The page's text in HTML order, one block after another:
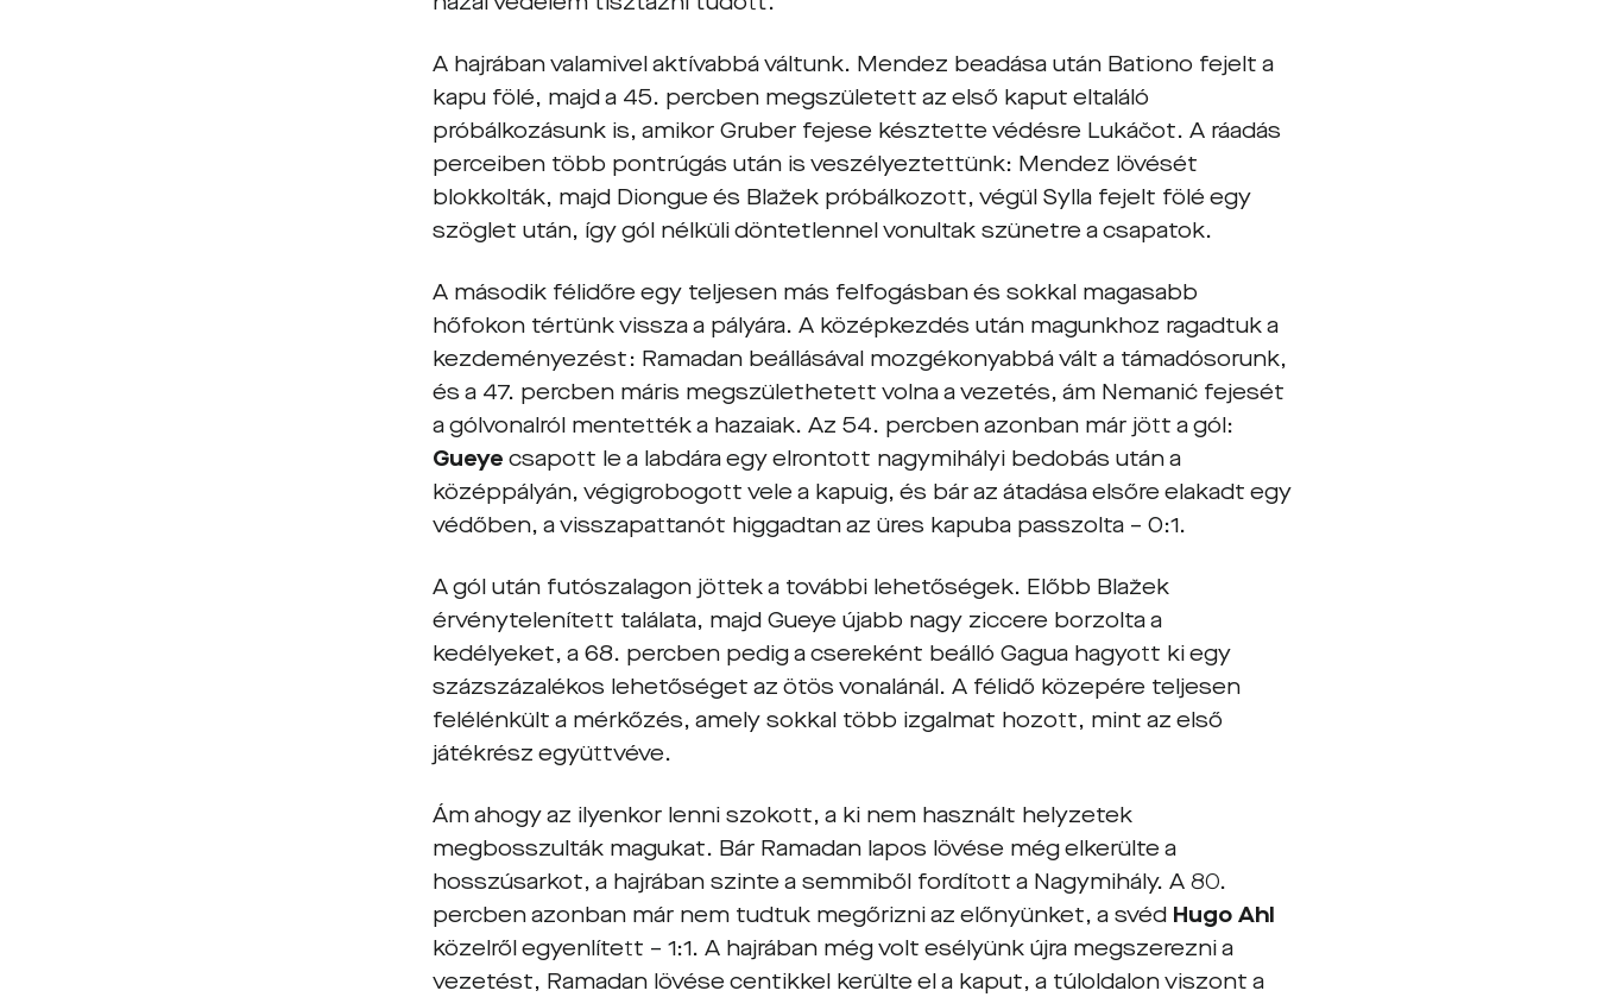
A hajrában valamivel aktívabbá váltunk. Mendez beadása után Bationo fejelt a
kapu fölé, majd a 45. percben megszületett az első kaput eltaláló
próbálkozásunk is, amikor Gruber fejese késztette védésre Lukáčot. A ráadás
perceiben több pontrúgás után is veszélyeztettünk: Mendez lövését
blokkolták, majd Diongue és Blažek próbálkozott, végül Sylla fejelt fölé egy
szöglet után, így gól nélküli döntetlennel vonultak szünetre a csapatok.
A második félidőre egy teljesen más felfogásban és sokkal magasabb
hőfokon tértünk vissza a pályára. A középkezdés után magunkhoz ragadtuk a
kezdeményezést: Ramadan beállásával mozgékonyabbá vált a támadósorunk,
és a 47. percben máris megszülethetett volna a vezetés, ám Nemanić fejesét
a gólvonalról mentették a hazaiak. Az 54. percben azonban már jött a gól:
Gueye csapott le a labdára egy elrontott nagymihályi bedobás után a
középpályán, végigrobogott vele a kapuig, és bár az átadása elsőre elakadt egy
védőben, a visszapattanót higgadtan az üres kapuba passzolta – 0:1.
A gól után futószalagon jöttek a további lehetőségek. Előbb Blažek
érvénytelenített találata, majd Gueye újabb nagy ziccere borzolta a
kedélyeket, a 68. percben pedig a csereként beálló Gagua hagyott ki egy
százszázalékos lehetőséget az ötös vonalánál. A félidő közepére teljesen
felélénkült a mérkőzés, amely sokkal több izgalmat hozott, mint az első
játékrész együttvéve.
Ám ahogy az ilyenkor lenni szokott, a ki nem használt helyzetek
megbosszulták magukat. Bár Ramadan lapos lövése még elkerülte a
hosszúsarkot, a hajrában szinte a semmiből fordított a Nagymihály. A 80.
percben azonban már nem tudtuk megőrizni az előnyünket, a svéd Hugo Ahl
közelről egyenlített – 1:1. A hajrában még volt esélyünk újra megszerezni a
vezetést, Ramadan lövése centikkel kerülte el a kaput, a túloldalon viszont a